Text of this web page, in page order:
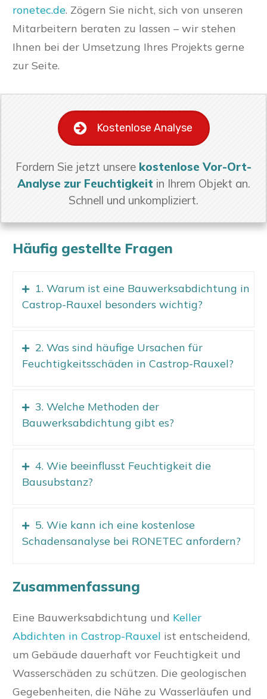
ronetec.de. Zögern Sie nicht, sich von unseren
Mitarbeitern beraten zu lassen – wir stehen
Ihnen bei der Umsetzung Ihres Projekts gerne
zur Seite.
Kostenlose Analyse
Fordern Sie jetzt unsere kostenlose Vor-Ort-
Analyse zur Feuchtigkeit in Ihrem Objekt an.
Schnell und unkompliziert.
Häufig gestellte Fragen
1. Warum ist eine Bauwerksabdichtung in
Castrop-Rauxel besonders wichtig?
2. Was sind häufige Ursachen für
Feuchtigkeitsschäden in Castrop-Rauxel?
3. Welche Methoden der
Bauwerksabdichtung gibt es?
4. Wie beeinflusst Feuchtigkeit die
Bausubstanz?
5. Wie kann ich eine kostenlose
Schadensanalyse bei RONETEC anfordern?
Zusammenfassung
Eine Bauwerksabdichtung und Keller
Abdichten in Castrop-Rauxel ist entscheidend,
um Gebäude dauerhaft vor Feuchtigkeit und
Wasserschäden zu schützen. Die geologischen
Gegebenheiten, die Nähe zu Wasserläufen und